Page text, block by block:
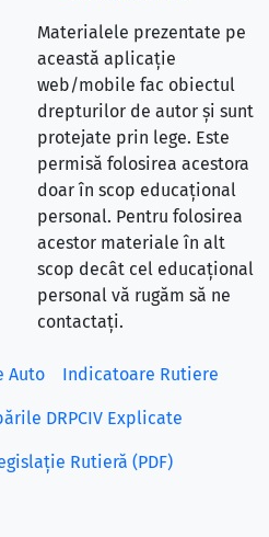
Materialele prezentate pe
această aplicație
web/mobile fac obiectul
drepturilor de autor și sunt
protejate prin lege. Este
permisă folosirea acestora
doar în scop educațional
personal. Pentru folosirea
acestor materiale în alt
scop decât cel educațional
personal vă rugăm să ne
contactați.
Auto Indicatoare Rutiere
DRPCIV Explicate
Rutieră (PDF)